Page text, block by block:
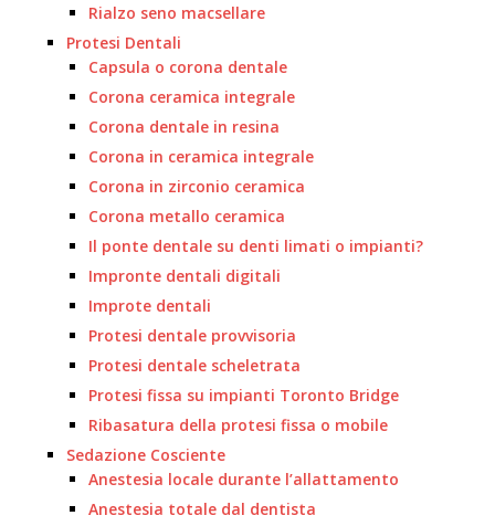
Rialzo seno macsellare
Protesi Dentali
Capsula o corona dentale
Corona ceramica integrale
Corona dentale in resina
Corona in ceramica integrale
Corona in zirconio ceramica
Corona metallo ceramica
Il ponte dentale su denti limati o impianti?
Impronte dentali digitali
Improte dentali
Protesi dentale provvisoria
Protesi dentale scheletrata
Protesi fissa su impianti Toronto Bridge
Ribasatura della protesi fissa o mobile
Sedazione Cosciente
Anestesia locale durante l’allattamento
Anestesia totale dal dentista